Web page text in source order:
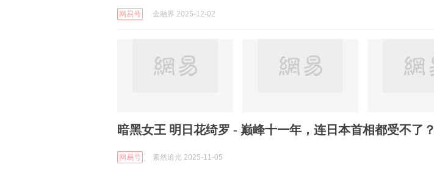
网易号 金融界 2025-12-02
暗黑女王 明日花绮罗 - 巅峰十一年，连日本首相都受不了？
网易号 素然追光 2025-11-05